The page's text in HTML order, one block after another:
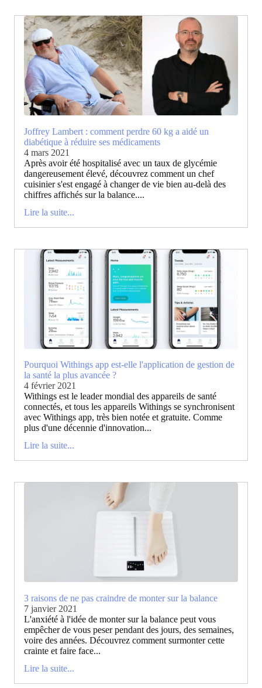
Joffrey Lambert : comment perdre 60 kg a aidé un
diabétique à réduire ses médicaments
4 mars 2021
Après avoir été hospitalisé avec un taux de glycémie
dangereusement élevé, découvrez comment un chef
cuisinier s'est engagé à changer de vie bien au-delà des
chiffres affichés sur la balance....
Lire la suite...
Pourquoi Withings app est-elle l'application de gestion de
la santé la plus avancée ?
4 février 2021
Withings est le leader mondial des appareils de santé
connectés, et tous les appareils Withings se synchronisent
avec Withings app, très bien notée et gratuite. Comme
plus d'une décennie d'innovation...
Lire la suite...
3 raisons de ne pas craindre de monter sur la balance
7 janvier 2021
L'anxiété à l'idée de monter sur la balance peut vous
empêcher de vous peser pendant des jours, des semaines,
voire des années. Découvrez comment surmonter cette
crainte et faire face...
Lire la suite...